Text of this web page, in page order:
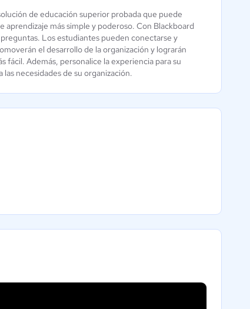
CYPHER
3.8 / 5
DoceboLMS
2.8 / 5
de educación superior probada que puede
más simple y poderoso. Con Blackboard
Los estudiantes pueden conectarse y
el desarrollo de la organización y lograrán
fácil. Además, personalice la experiencia para su
necesidades de su organización.